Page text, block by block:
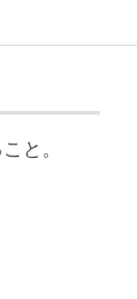
と。